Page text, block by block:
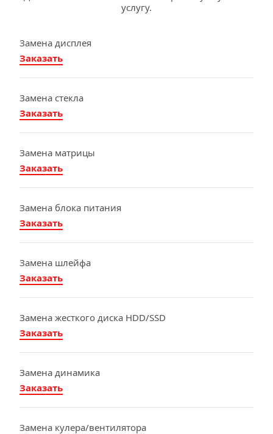
услугу.
Замена дисплея
Заказать
Замена стекла
Заказать
Замена матрицы
Заказать
Замена блока питания
Заказать
Замена шлейфа
Заказать
Замена жесткого диска HDD/SSD
Заказать
Замена динамика
Заказать
Замена кулера/вентилятора